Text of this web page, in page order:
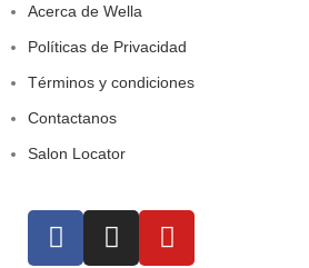
Acerca de Wella
Políticas de Privacidad
Términos y condiciones
Contactanos
Salon Locator